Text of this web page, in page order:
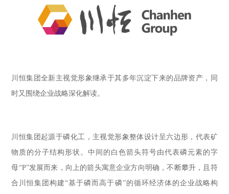
川恒集团全新主视觉形象继承于其多年沉淀下来的品牌资产，同
时又围绕企业战略深化解读。
川恒集团起源于磷化工，主视觉形象整体设计呈六边形，代表矿
物质的分子结构形状。中间的白色箭头符号由代表磷元素的字
母“P”发展而来，向上的箭头寓意企业方向明确，不断攀升，且符
合川恒集团构建“基于磷而高于磷”的循环经济体的企业战略构